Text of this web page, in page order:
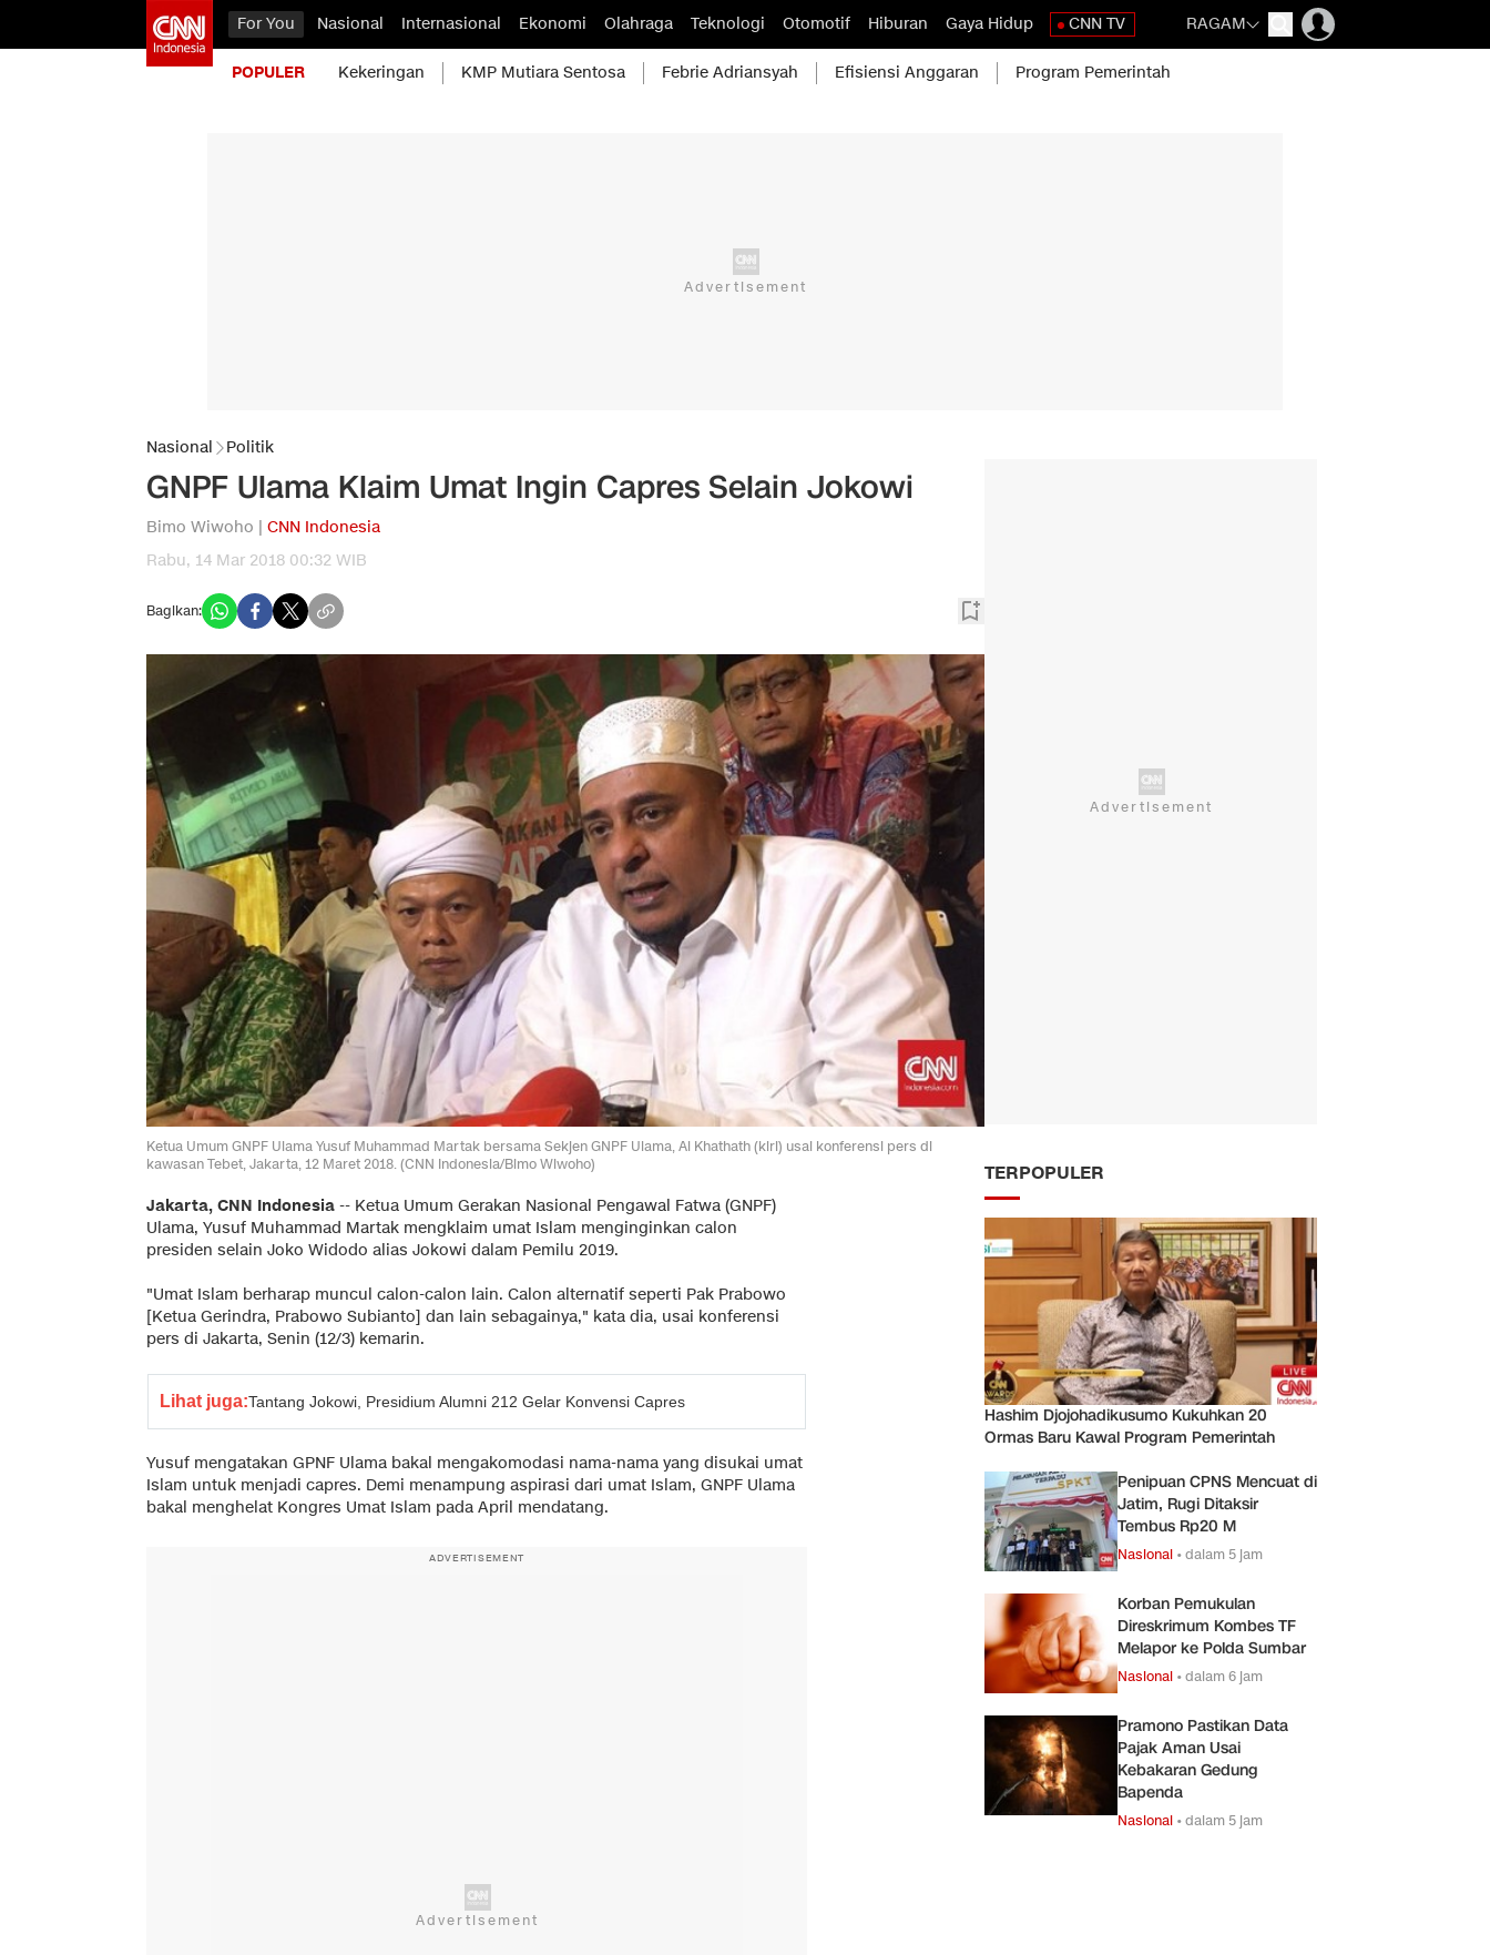
For You Nasional Internasional Ekonomi Olahraga Teknologi Otomotif Hiburan Gaya Hidup CNN TV RAGAM
POPULER Kekeringan KMP Mutiara Sentosa Febrie Adriansyah Efisiensi Anggaran Program Pemerintah
Nasional Politik
GNPF Ulama Klaim Umat Ingin Capres Selain Jokowi
Bimo Wiwoho | CNN Indonesia
Rabu, 14 Mar 2018 00:32 WIB
Bagikan:
Ketua Umum GNPF Ulama Yusuf Muhammad Martak bersama Sekjen GNPF Ulama, Al Khathath (kiri) usai konferensi pers di
kawasan Tebet, Jakarta, 12 Maret 2018. (CNN Indonesia/Bimo Wiwoho)
Jakarta, CNN Indonesia -- Ketua Umum Gerakan Nasional Pengawal Fatwa (GNPF)
Ulama, Yusuf Muhammad Martak mengklaim umat Islam menginginkan calon
presiden selain Joko Widodo alias Jokowi dalam Pemilu 2019.
"Umat Islam berharap muncul calon-calon lain. Calon alternatif seperti Pak Prabowo
[Ketua Gerindra, Prabowo Subianto] dan lain sebagainya," kata dia, usai konferensi
pers di Jakarta, Senin (12/3) kemarin.
Lihat juga:Tantang Jokowi, Presidium Alumni 212 Gelar Konvensi Capres
Yusuf mengatakan GPNF Ulama bakal mengakomodasi nama-nama yang disukai umat
Islam untuk menjadi capres. Demi menampung aspirasi dari umat Islam, GNPF Ulama
bakal menghelat Kongres Umat Islam pada April mendatang.
ADVERTISEMENT
TERPOPULER
Hashim Djojohadikusumo Kukuhkan 20
Ormas Baru Kawal Program Pemerintah
Penipuan CPNS Mencuat di
Jatim, Rugi Ditaksir
Tembus Rp20 M
Nasional •dalam 5 jam
Korban Pemukulan
Direskrimum Kombes TF
Melapor ke Polda Sumbar
Nasional •dalam 6 jam
Pramono Pastikan Data
Pajak Aman Usai
Kebakaran Gedung
Bapenda
Nasional •dalam 5 jam